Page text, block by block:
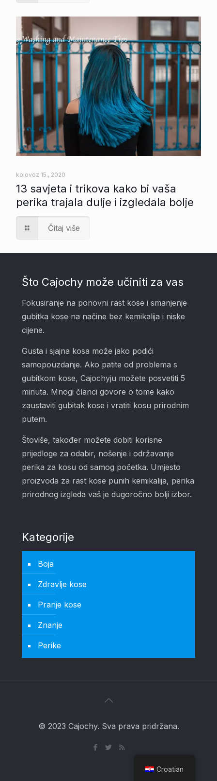
kolovoz 15., 2020
13 savjeta i trikova kako bi vaša
perika trajala dulje i izgledala bolje
Čitaj više
Što Cajochy može učiniti za vas
Fokusiranje na ponovni rast kose i smanjenje
gubitka kose na načine bez kemikalija i niske
cijene.
Gusta i sjajna kosa može jako podići
samopouzdanje. Ako patite od problema s
gubitkom kose, Cajochyju možete posvetiti 5
minuta. Mnogi članci govore o tome kako
zaustaviti gubitak kose i vratiti kosu prirodnim
putem.
Štoviše, također možete dobiti korisne
prijedloge za odabir, nošenje i održavanje
perika za kosu od samog početka. Umjesto
proizvoda za rast kose punih kemikalija, perika
prirodnog izgleda vaš je dugoročno bolji izbor.
Kategorije
Boja
Zdravlje kose
Pranje kose
Znanje
Perike
© 2023 Cajochy. Sva prava pridržana.
Croatian